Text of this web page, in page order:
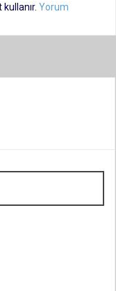
Yorum